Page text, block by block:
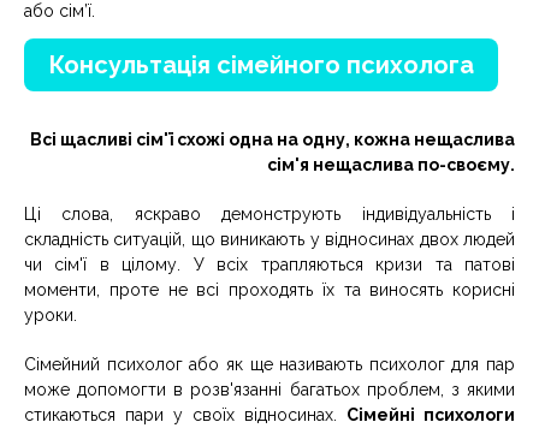
або сім’ї.
Консультація сімейного психолога
Всі щасливі сім'ї схожі одна на одну, кожна нещаслива
сім'я нещаслива по-своєму.
Ці слова, яскраво демонструють індивідуальність і
складність ситуацій, що виникають у відносинах двох людей
чи сім'ї в цілому. У всіх трапляються кризи та патові
моменти, проте не всі проходять їх та виносять корисні
уроки.
Сімейний психолог або як ще називають психолог для пар
може допомогти в розв'язанні багатьох проблем, з якими
стикаються пари у своїх відносинах. Сімейні психологи